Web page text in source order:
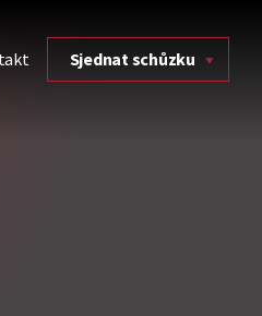
Sjednat schůzku